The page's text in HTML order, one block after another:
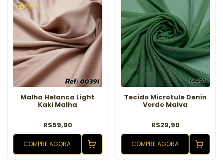
Malha Helanca Light
Kaki Malha
R$59,90
COMPRE AGORA
Tecido Microtule Denin
Verde Malva
R$29,90
COMPRE AGORA